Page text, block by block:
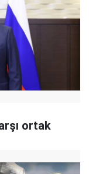
ortak